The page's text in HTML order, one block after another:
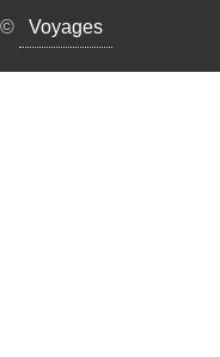
© Voyages